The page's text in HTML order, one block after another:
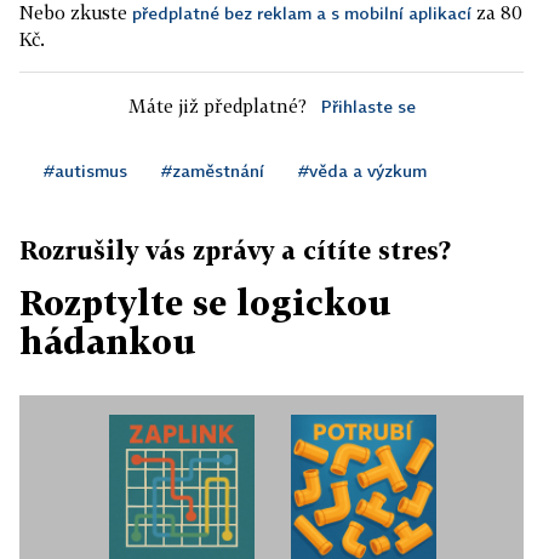
Nebo zkuste předplatné bez reklam a s mobilní aplikací za 80
Kč.
Máte již předplatné? Přihlaste se
#autismus #zaměstnání #věda a výzkum
Rozrušily vás zprávy a cítíte stres?
Rozptylte se logickou
hádankou